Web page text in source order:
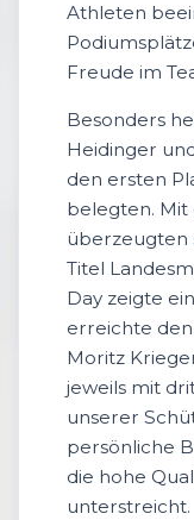
Athleten
Freude im
Besonders
Heidinger
den ersten
belegten. Mit
überzeugten
Titel
Day zeigte
erreichte
Moritz
jeweils mit
unserer
persönliche
die hohe
unterstreicht.